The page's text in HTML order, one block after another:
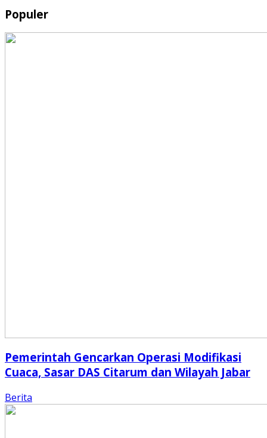
Populer
Pemerintah Gencarkan Operasi Modifikasi
Cuaca, Sasar DAS Citarum dan Wilayah Jabar
Berita